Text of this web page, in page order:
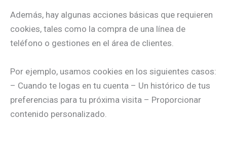
Además, hay algunas acciones básicas que requieren
cookies, tales como la compra de una línea de
teléfono o gestiones en el área de clientes.
Por ejemplo, usamos cookies en los siguientes casos:
– Cuando te logas en tu cuenta – Un histórico de tus
preferencias para tu próxima visita – Proporcionar
contenido personalizado.